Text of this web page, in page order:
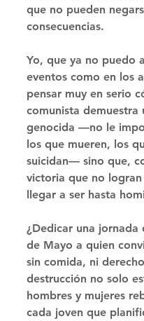
que no pueden
consecuencias.
Yo, que ya no puedo
eventos como en los
pensar muy en serio
comunista demuestra
genocida —no le
los que mueren, los
suicidan— sino que,
victoria que no
llegar a ser hasta
¿Dedicar una jornada
de Mayo a quien
sin comida, ni
destrucción no solo
hombres y mujeres
cada joven que